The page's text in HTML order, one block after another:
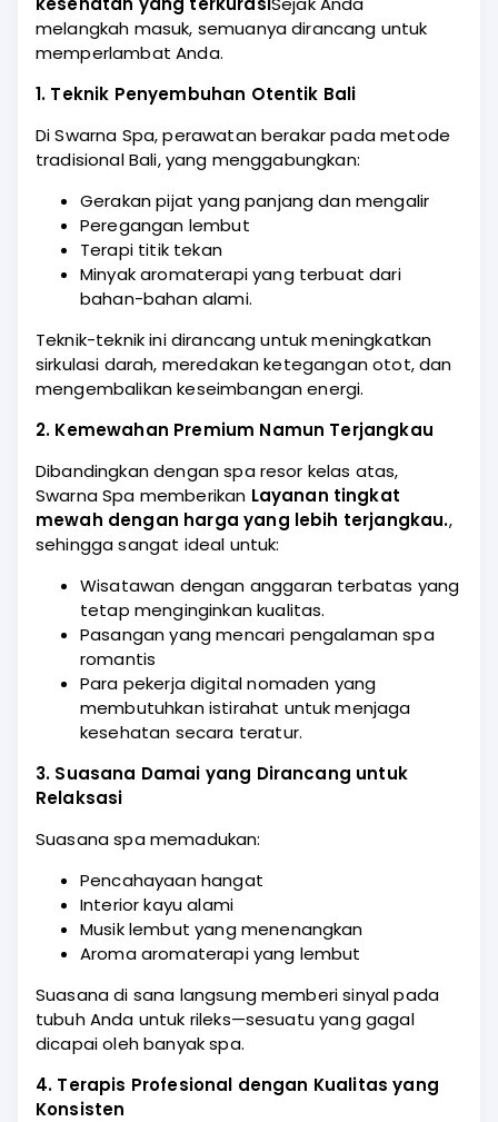
melangkah masuk, semuanya dirancang untuk
memperlambat Anda.
1. Teknik Penyembuhan Otentik Bali
Di Swarna Spa, perawatan berakar pada metode
tradisional Bali, yang menggabungkan:
Gerakan pijat yang panjang dan mengalir
Peregangan lembut
Terapi titik tekan
Minyak aromaterapi yang terbuat dari
bahan-bahan alami.
Teknik-teknik ini dirancang untuk meningkatkan
sirkulasi darah, meredakan ketegangan otot, dan
mengembalikan keseimbangan energi.
2. Kemewahan Premium Namun Terjangkau
Dibandingkan dengan spa resor kelas atas,
Swarna Spa memberikan Layanan tingkat
mewah dengan harga yang lebih terjangkau.,
sehingga sangat ideal untuk:
Wisatawan dengan anggaran terbatas yang
tetap menginginkan kualitas.
Pasangan yang mencari pengalaman spa
romantis
Para pekerja digital nomaden yang
membutuhkan istirahat untuk menjaga
kesehatan secara teratur.
3. Suasana Damai yang Dirancang untuk
Relaksasi
Suasana spa memadukan:
Pencahayaan hangat
Interior kayu alami
Musik lembut yang menenangkan
Aroma aromaterapi yang lembut
Suasana di sana langsung memberi sinyal pada
tubuh Anda untuk rileks—sesuatu yang gagal
dicapai oleh banyak spa.
4. Terapis Profesional dengan Kualitas yang
Konsisten